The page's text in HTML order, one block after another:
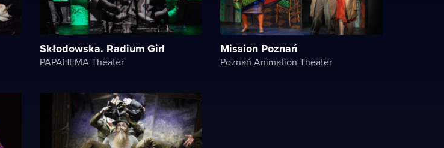
Skłodowska. Radium Girl
PAPAHEMA Theater
Mission Poznań
Poznań Animation Theater